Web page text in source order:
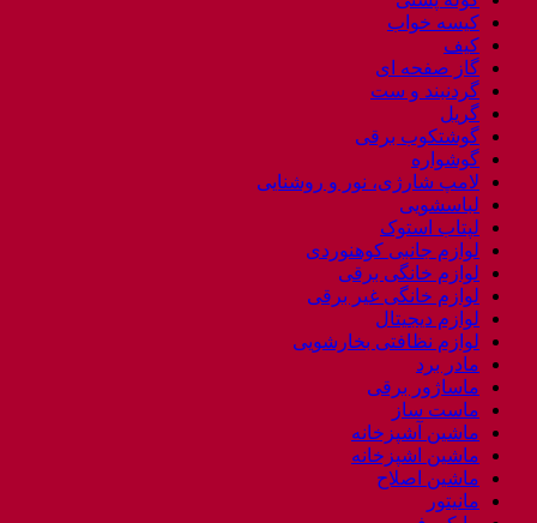
کیسه خواب
کیف
گاز صفحه ای
گردنبند و ست
گریل
گوشتکوب برقی
گوشواره
لامپ شارژی، نور و روشنایی
لباسشویی
لپتاب استوک
لوازم جانبی کوهنوردی
لوازم خانگی برقی
لوازم خانگی غیر برقی
لوازم دیجیتال
لوازم نظافتی بخارشویی
مادر برد
ماساژور برقی
ماست ساز
ماشین آشپزخانه
ماشین اشپزخانه
ماشین اصلاح
مانیتور